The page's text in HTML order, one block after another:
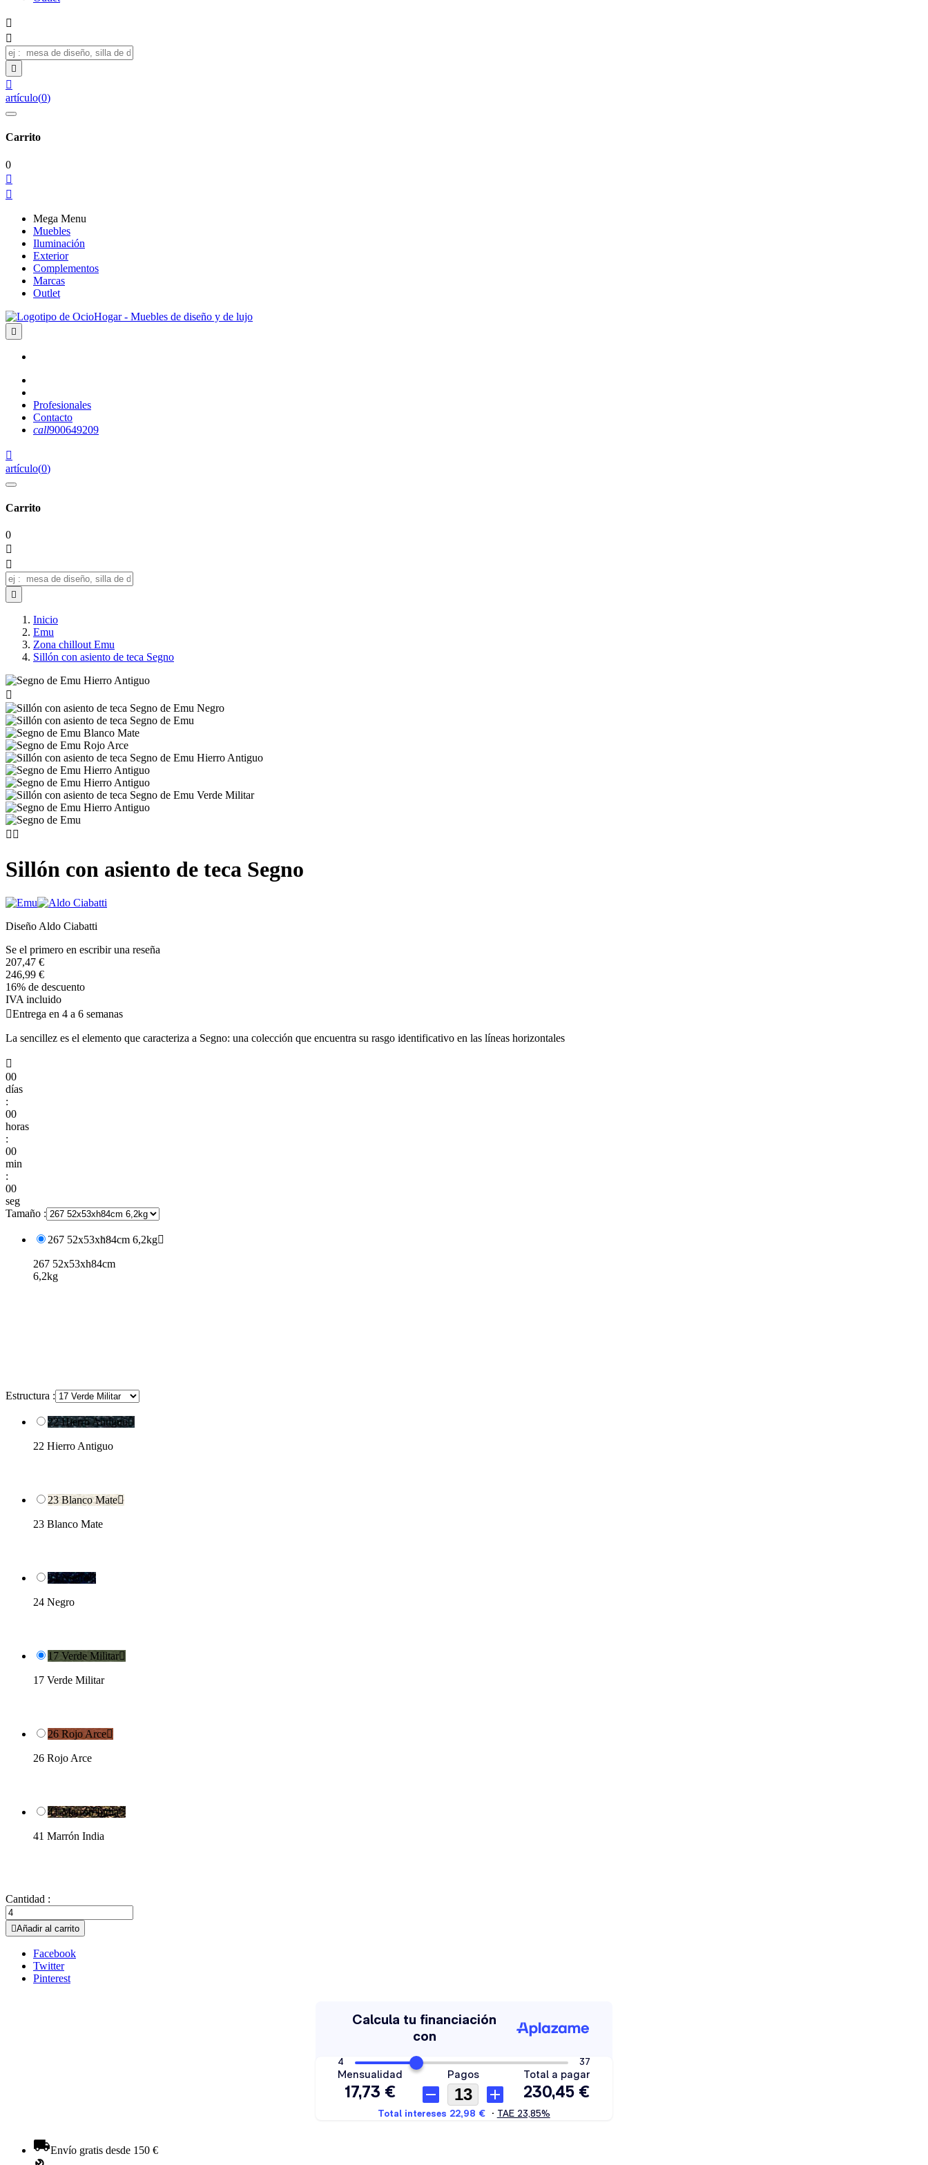




artículo(0)
Carrito
0


Mega Menu
Muebles
Iluminación
Exterior
Complementos
Marcas
Outlet

Profesionales
Contacto
call900649209

artículo(0)
Carrito
0



Inicio
Emu
Zona chillout Emu
Sillón con asiento de teca Segno

 
Sillón con asiento de teca Segno
Diseño Aldo Ciabatti
Se el primero en escribir una reseña
207,47 €
246,99 €
16% de descuento
IVA incluido
Entrega en 4 a 6 semanas
La sencillez es el elemento que caracteriza a Segno: una colección que encuentra su rasgo identificativo en las líneas horizontales

00
días
:
00
horas
:
00
min
:
00
seg
Tamaño :
267 52x53xh84cm 6,2kg
267 52x53xh84cm
6,2kg
Estructura :
22 Hierro Antiguo
22 Hierro Antiguo
23 Blanco Mate
23 Blanco Mate
24 Negro
24 Negro
17 Verde Militar
17 Verde Militar
26 Rojo Arce
26 Rojo Arce
41 Marrón India
41 Marrón India
Cantidad :
Añadir al carrito
Facebook
Twitter
Pinterest
Envío gratis desde 150 €